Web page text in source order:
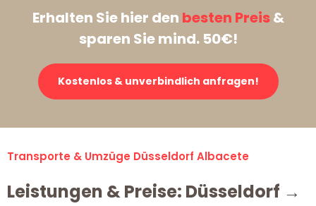
Erhalten Sie hier den besten Preis&
sparen Sie mind. 50€!
Kostenlos & unverbindlich anfragen!
Transporte & Umzüge Düsseldorf Albacete
Leistungen & Preise: Düsseldorf →